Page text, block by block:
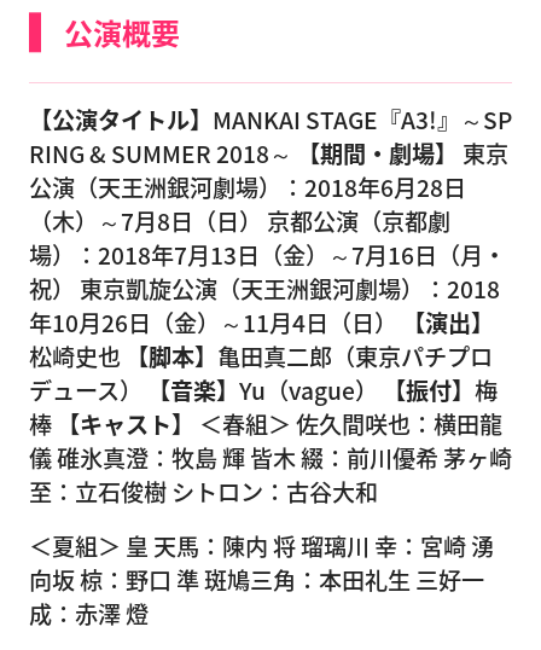
公演概要
【公演タイトル】 MANKAI STAGE『A3!』～SP
RING & SUMMER 2018～
【期間・劇場】
東京
公演（天王洲銀河劇場）：2018年6月28日
（木）～7月8日（日） 京都公演（京都劇
場）：2018年7月13日（金）～7月16日（月・
祝） 東京凱旋公演（天王洲銀河劇場）：2018
年10月26日（金）～11月4日（日）
【演出】
松崎史也 【脚本】 亀田真二郎（東京パチプロ
デュース）
【音楽】 Yu（vague） 【振付】 梅
棒 【キャスト】
＜春組＞ 佐久間咲也：横田龍
儀 碓氷真澄：牧島 輝 皆木 綴：前川優希 茅ヶ崎
至：立石俊樹 シトロン：古谷大和
＜夏組＞ 皇 天馬：陳内 将 瑠璃川 幸：宮崎 湧
向坂 椋：野口 準 斑鳩三角：本田礼生 三好一
成：赤澤 燈